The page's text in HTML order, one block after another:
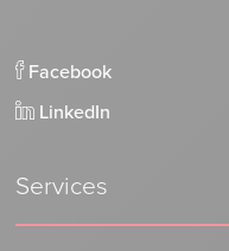
Facebook
LinkedIn
Services